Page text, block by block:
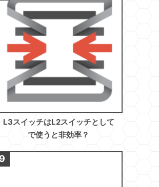
L3スイッチはL2スイッチとして
で使うと非効率？